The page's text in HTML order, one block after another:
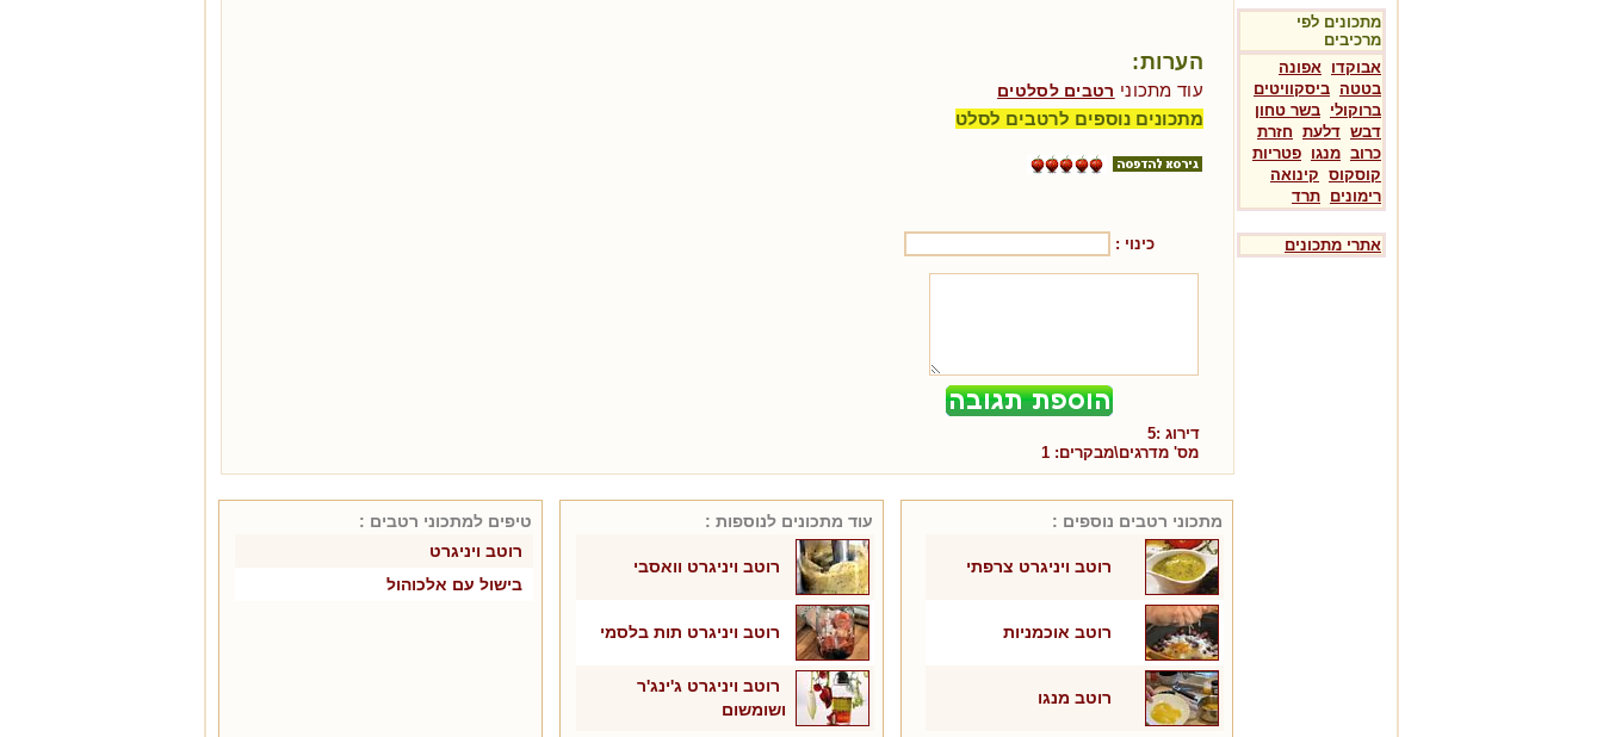
מתכונים לפי
מרכיבים
אבוקדו אפונה
בטטה ביסקוויטים
ברוקולי בשר טחון
דבש דלעת חזרת
כרוב מנגו פטריות
קוסקוס קינואה
רימונים תרד
אתרי מתכונים
הערות:
עוד מתכוני רטבים לסלטים
מתכונים נוספים לרטבים לסלט
כינוי :
דירוג :5
מס' מדרגים\מבקרים: 1
מתכוני רטבים נוספים :
רוטב ויניגרט צרפתי
רוטב אוכמניות
רוטב מנגו
עוד מתכונים לנוספות :
רוטב ויניגרט וואסבי
רוטב ויניגרט תות בלסמי
רוטב ויניגרט ג'ינג'ר
ושומשום
טיפים למתכוני רטבים :
רוטב ויניגרט
בישול עם אלכוהול